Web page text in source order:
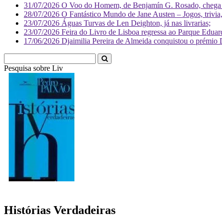
31/07/2026 O Voo do Homem, de Benjamín G. Rosado,
28/07/2026 O Fantástico Mundo de Jane Austen – Jogos,
23/07/2026 Águas Turvas de Len Deighton, já nas livrarias;
23/07/2026 Feira do Livro de Lisboa regressa ao Parque
17/06/2026 Djaimilia Pereira de Almeida conquistou o
Pesquisa sobre Literatura
Histórias Verdadeiras